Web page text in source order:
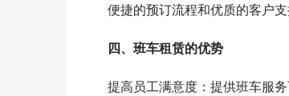
便捷的预订流程和优质的客户支
四、班车租赁的优势
提高员工满意度：提供班车服务